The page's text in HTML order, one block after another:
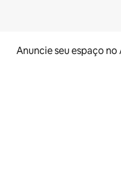
Anuncie seu espaço